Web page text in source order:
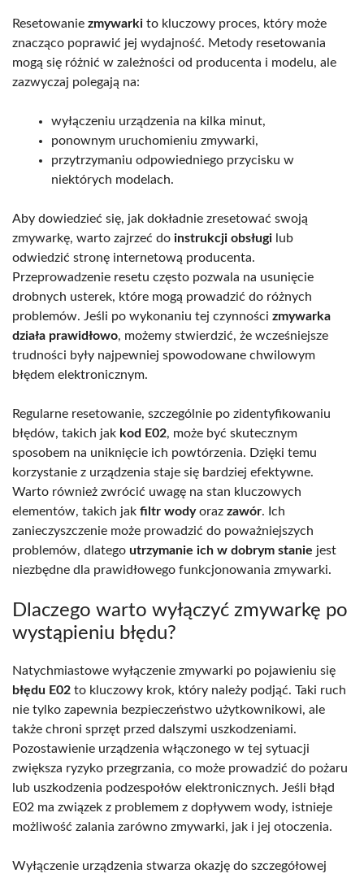
Resetowanie zmywarki to kluczowy proces, który może
znacząco poprawić jej wydajność. Metody resetowania
mogą się różnić w zależności od producenta i modelu, ale
zazwyczaj polegają na:
wyłączeniu urządzenia na kilka minut,
ponownym uruchomieniu zmywarki,
przytrzymaniu odpowiedniego przycisku w
niektórych modelach.
Aby dowiedzieć się, jak dokładnie zresetować swoją
zmywarkę, warto zajrzeć do instrukcji obsługi lub
odwiedzić stronę internetową producenta.
Przeprowadzenie resetu często pozwala na usunięcie
drobnych usterek, które mogą prowadzić do różnych
problemów. Jeśli po wykonaniu tej czynności zmywarka
działa prawidłowo, możemy stwierdzić, że wcześniejsze
trudności były najpewniej spowodowane chwilowym
błędem elektronicznym.
Regularne resetowanie, szczególnie po zidentyfikowaniu
błędów, takich jak kod E02, może być skutecznym
sposobem na uniknięcie ich powtórzenia. Dzięki temu
korzystanie z urządzenia staje się bardziej efektywne.
Warto również zwrócić uwagę na stan kluczowych
elementów, takich jak filtr wodyoraz zawór. Ich
zanieczyszczenie może prowadzić do poważniejszych
problemów, dlatego utrzymanie ich w dobrym stanie jest
niezbędne dla prawidłowego funkcjonowania zmywarki.
Dlaczego warto wyłączyć zmywarkę po
wystąpieniu błędu?
Natychmiastowe wyłączenie zmywarki po pojawieniu się
błędu E02 to kluczowy krok, który należy podjąć. Taki ruch
nie tylko zapewnia bezpieczeństwo użytkownikowi, ale
także chroni sprzęt przed dalszymi uszkodzeniami.
Pozostawienie urządzenia włączonego w tej sytuacji
zwiększa ryzyko przegrzania, co może prowadzić do pożaru
lub uszkodzenia podzespołów elektronicznych. Jeśli błąd
E02 ma związek z problemem z dopływem wody, istnieje
możliwość zalania zarówno zmywarki, jak i jej otoczenia.
Wyłączenie urządzenia stwarza okazję do szczegółowej